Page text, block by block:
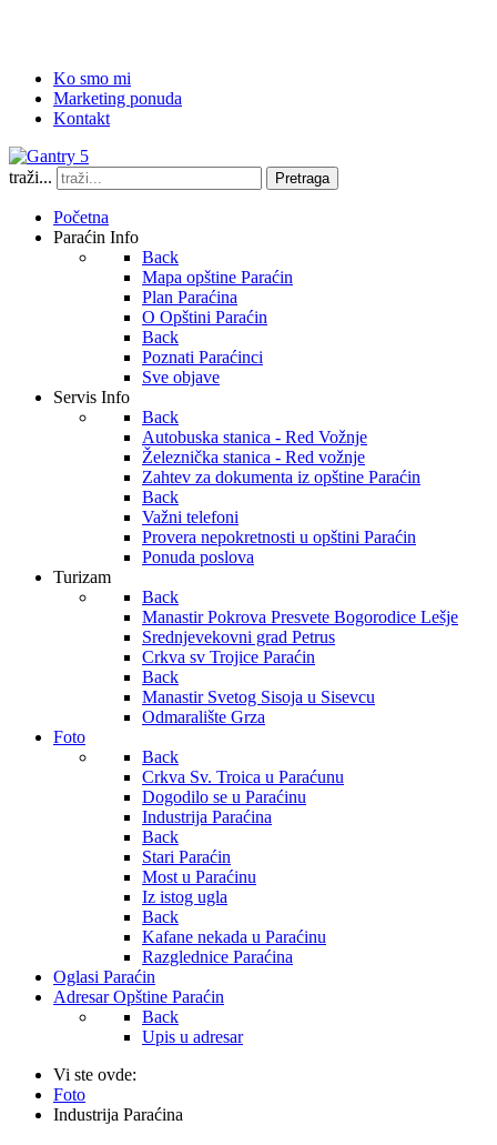
Ko smo mi
Marketing ponuda
Kontakt
traži... Pretraga
Početna
Paraćin Info
Back
Mapa opštine Paraćin
Plan Paraćina
O Opštini Paraćin
Back
Poznati Paraćinci
Sve objave
Servis Info
Back
Autobuska stanica - Red Vožnje
Železnička stanica - Red vožnje
Zahtev za dokumenta iz opštine Paraćin
Back
Važni telefoni
Provera nepokretnosti u opštini Paraćin
Ponuda poslova
Turizam
Back
Manastir Pokrova Presvete Bogorodice Lešje
Srednjevekovni grad Petrus
Crkva sv Trojice Paraćin
Back
Manastir Svetog Sisoja u Sisevcu
Odmaralište Grza
Foto
Back
Crkva Sv. Troica u Paraćunu
Dogodilo se u Paraćinu
Industrija Paraćina
Back
Stari Paraćin
Most u Paraćinu
Iz istog ugla
Back
Kafane nekada u Paraćinu
Razglednice Paraćina
Oglasi Paraćin
Adresar Opštine Paraćin
Back
Upis u adresar
Vi ste ovde:
Foto
Industrija Paraćina